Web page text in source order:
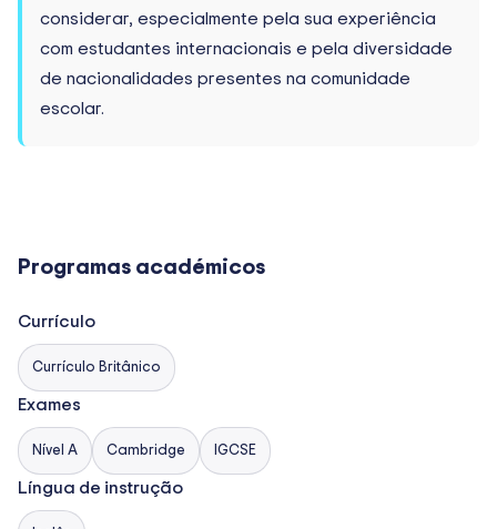
considerar, especialmente pela sua experiência
com estudantes internacionais e pela diversidade
de nacionalidades presentes na comunidade
escolar.
Programas académicos
Currículo
Currículo Britânico
Exames
Nível A Cambridge IGCSE
Língua de instrução